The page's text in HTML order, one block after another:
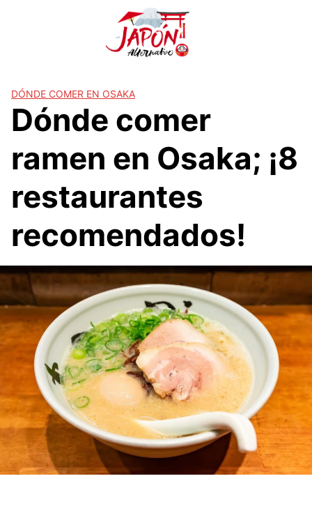
o
DÓNDE COMER EN OSAKA
Dónde comer
ramen en Osaka; ¡8
restaurantes
recomendados!